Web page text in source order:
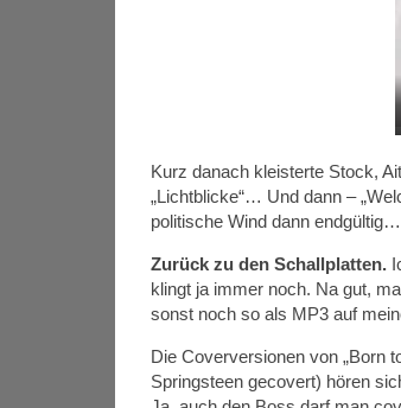
Kurz danach kleisterte Stock,
„Lichtblicke“… Und dann –
politische Wind dann
Zurück zu den Schallplatten.
klingt ja immer noch. Na gut,
sonst noch so als MP3 auf
Die Coverversionen von „Born
Springsteen gecovert) hören